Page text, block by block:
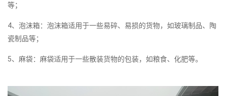
等；
4、泡沫箱：泡沫箱适用于一些易碎、易损的货物，如玻璃制品、陶
瓷制品等；
5、麻袋：麻袋适用于一些散装货物的包装，如粮食、化肥等。